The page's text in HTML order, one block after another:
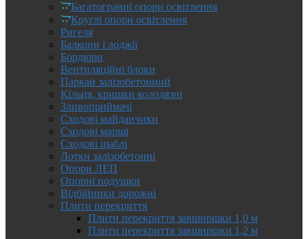
Багатогранні опори освітлення
Круглі опори освітлення
Ригеля
Балкони і лоджії
Бордюри
Вентиляційні блоки
Паркан залізобетонний
Кільця, кришки колодязні
Зливоприймачі
Сходові майданчики
Сходові марші
Сходові щаблі
Лотки залізобетонні
Опори ЛЕП
Опорні подушки
Відбійники дорожні
Плити перекриття
Плити перекриття завширшки 1,0 м
Плити перекриття завширшки 1,2 м